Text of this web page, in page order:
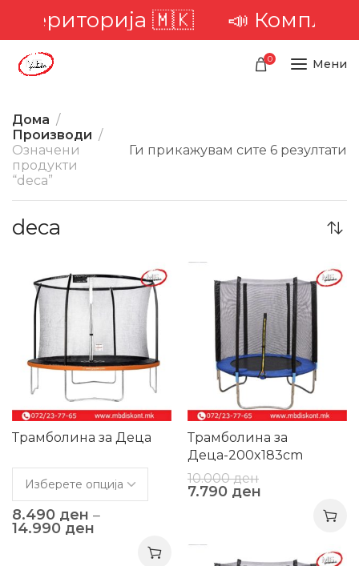
територија 🇲🇰 📣
0 Мени
Дома
Производи
Означени
продукти
“deca”
Ги прикажувам сите 6 резултати
deca
Трамболина за Деца
8.490 ден –
14.990 ден
Трамболина за
Деца-200x183cm
10.000ден
7.790 ден